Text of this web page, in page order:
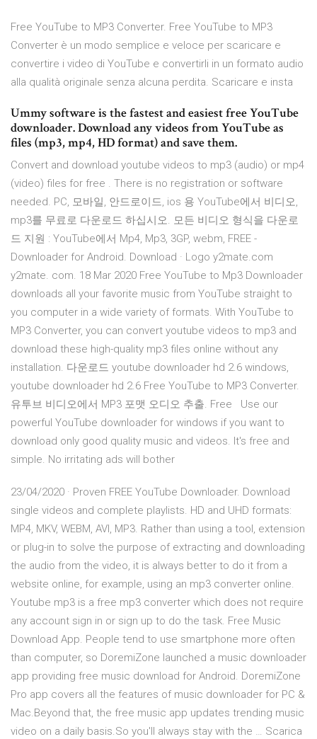
Free YouTube to MP3 Converter. Free YouTube to MP3
Converter è un modo semplice e veloce per scaricare e
convertire i video di YouTube e convertirli in un formato audio
alla qualità originale senza alcuna perdita. Scaricare e insta
Ummy software is the fastest and easiest free YouTube
downloader. Download any videos from YouTube as
files (mp3, mp4, HD format) and save them.
Convert and download youtube videos to mp3 (audio) or mp4
(video) files for free . There is no registration or software
needed. PC, 모바일, 안드로이드, ios 용 YouTube에서 비디오,
mp3를 무료로 다운로드 하십시오. 모든 비디오 형식을 다운로
드 지원 : YouTube에서 Mp4, Mp3, 3GP, webm, FREE -
Downloader for Android. Download · Logo y2mate.com
y2mate. com. 18 Mar 2020 Free YouTube to Mp3 Downloader
downloads all your favorite music from YouTube straight to
you computer in a wide variety of formats. With YouTube to
MP3 Converter, you can convert youtube videos to mp3 and
download these high-quality mp3 files online without any
installation. 다운로드 youtube downloader hd 2.6 windows,
youtube downloader hd 2.6 Free YouTube to MP3 Converter.
유투브 비디오에서 MP3 포맷 오디오 추출. Free Use our
powerful YouTube downloader for windows if you want to
download only good quality music and videos. It's free and
simple. No irritating ads will bother
23/04/2020 · Proven FREE YouTube Downloader. Download
single videos and complete playlists. HD and UHD formats:
MP4, MKV, WEBM, AVI, MP3. Rather than using a tool, extension
or plug-in to solve the purpose of extracting and downloading
the audio from the video, it is always better to do it from a
website online, for example, using an mp3 converter online.
Youtube mp3 is a free mp3 converter which does not require
any account sign in or sign up to do the task. Free Music
Download App. People tend to use smartphone more often
than computer, so DoremiZone launched a music downloader
app providing free music download for Android. DoremiZone
Pro app covers all the features of music downloader for PC &
Mac.Beyond that, the free music app updates trending music
video on a daily basis.So you'll always stay with the … Scarica